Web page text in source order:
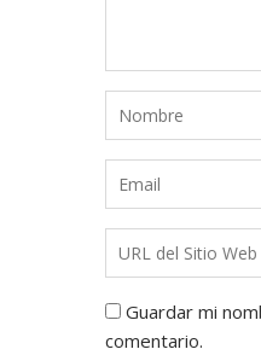
Guardar mi
comentario.